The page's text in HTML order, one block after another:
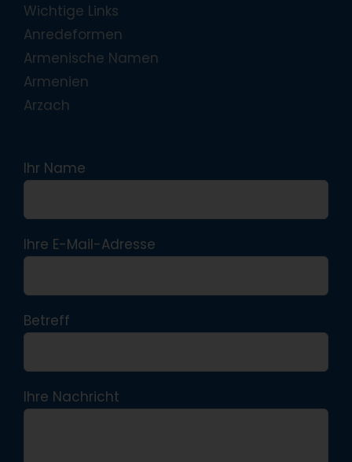
Wichtige Links
Anredeformen
Armenische Namen
Armenien
Arzach
Ihr Name
Ihre E-Mail-Adresse
Betreff
Ihre Nachricht